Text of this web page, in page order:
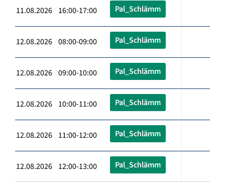
11.08.2026 16:00-17:00 Pal_Schlämm
12.08.2026 08:00-09:00 Pal_Schlämm
12.08.2026 09:00-10:00 Pal_Schlämm
12.08.2026 10:00-11:00 Pal_Schlämm
12.08.2026 11:00-12:00 Pal_Schlämm
12.08.2026 12:00-13:00 Pal_Schlämm